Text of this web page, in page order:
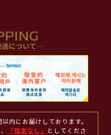
内にお届けしております。
「指定なし」
としてくださ